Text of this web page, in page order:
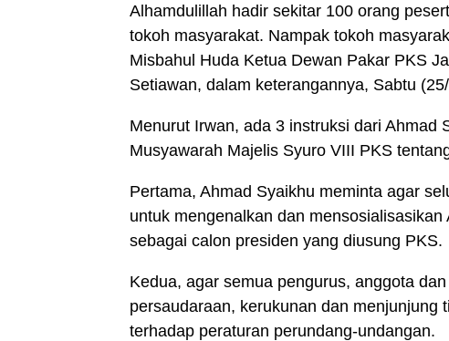
Alhamdulillah hadir sekitar 100 orang
tokoh masyarakat. Nampak tokoh
Misbahul Huda Ketua Dewan Pakar PKS
Setiawan, dalam keterangannya, Sabtu
Menurut Irwan, ada 3 instruksi dari Ahmad
Musyawarah Majelis Syuro VIII PKS
Pertama, Ahmad Syaikhu meminta agar
untuk mengenalkan dan
sebagai calon presiden yang diusung PKS.
Kedua, agar semua pengurus, anggota
persaudaraan, kerukunan dan menjunjung
terhadap peraturan perundang-undangan.